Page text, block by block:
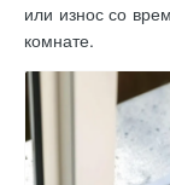
или износ со
комнате.